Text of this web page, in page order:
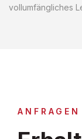
vollumfängliches